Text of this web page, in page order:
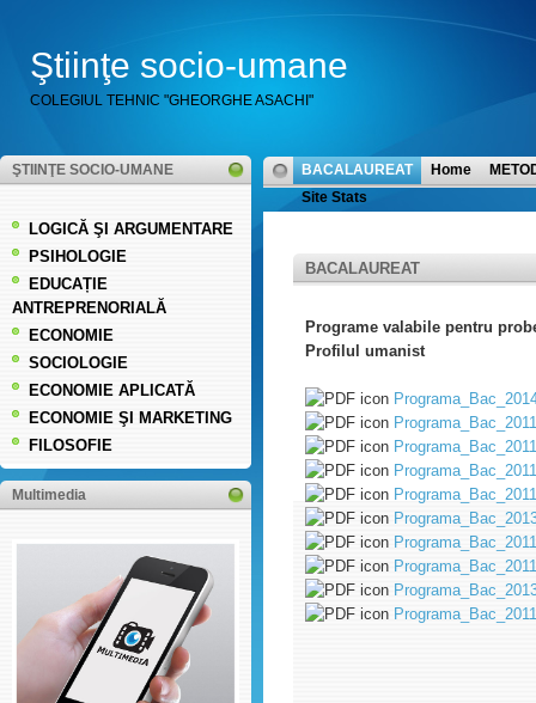
Ştiinţe socio-umane
COLEGIUL TEHNIC "GHEORGHE ASACHI"
ŞTIINŢE SOCIO-UMANE
LOGICĂ ŞI ARGUMENTARE
PSIHOLOGIE
EDUCAȚIE
ANTREPRENORIALĂ
ECONOMIE
SOCIOLOGIE
ECONOMIE APLICATĂ
ECONOMIE ŞI MARKETING
FILOSOFIE
Multimedia
BACALAUREAT Home
Site Stats
BACALAUREAT
Programe valabile pentru
Profilul umanist